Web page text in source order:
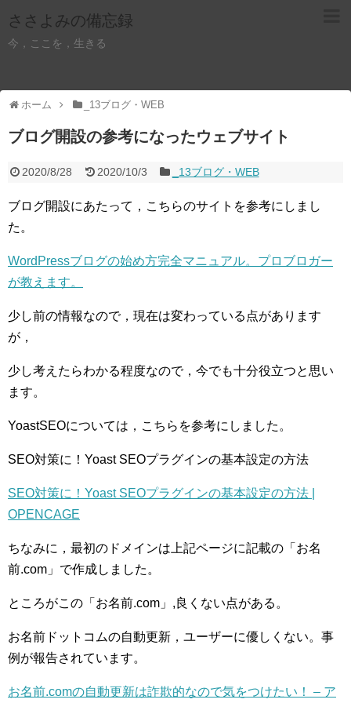
ささよみの備忘録
今，ここを，生きる
ホーム _13ブログ・WEB
ブログ開設の参考になったウェブサイト
2020/8/28 2020/10/3 _13ブログ・WEB
ブログ開設にあたって，こちらのサイトを参考にしまし
た。
WordPressブログの始め方完全マニュアル。プロブロガー
が教えます。
少し前の情報なので，現在は変わっている点があります
が，
少し考えたらわかる程度なので，今でも十分役立つと思い
ます。
YoastSEOについては，こちらを参考にしました。
SEO対策に！Yoast SEOプラグインの基本設定の方法
SEO対策に！Yoast SEOプラグインの基本設定の方法 |
OPENCAGE
ちなみに，最初のドメインは上記ページに記載の「お名
前.com」で作成しました。
ところがこの「お名前.com」,良くない点がある。
お名前ドットコムの自動更新，ユーザーに優しくない。事
例が報告されています。
お名前.comの自動更新は詐欺的なので気をつけたい！ – ア